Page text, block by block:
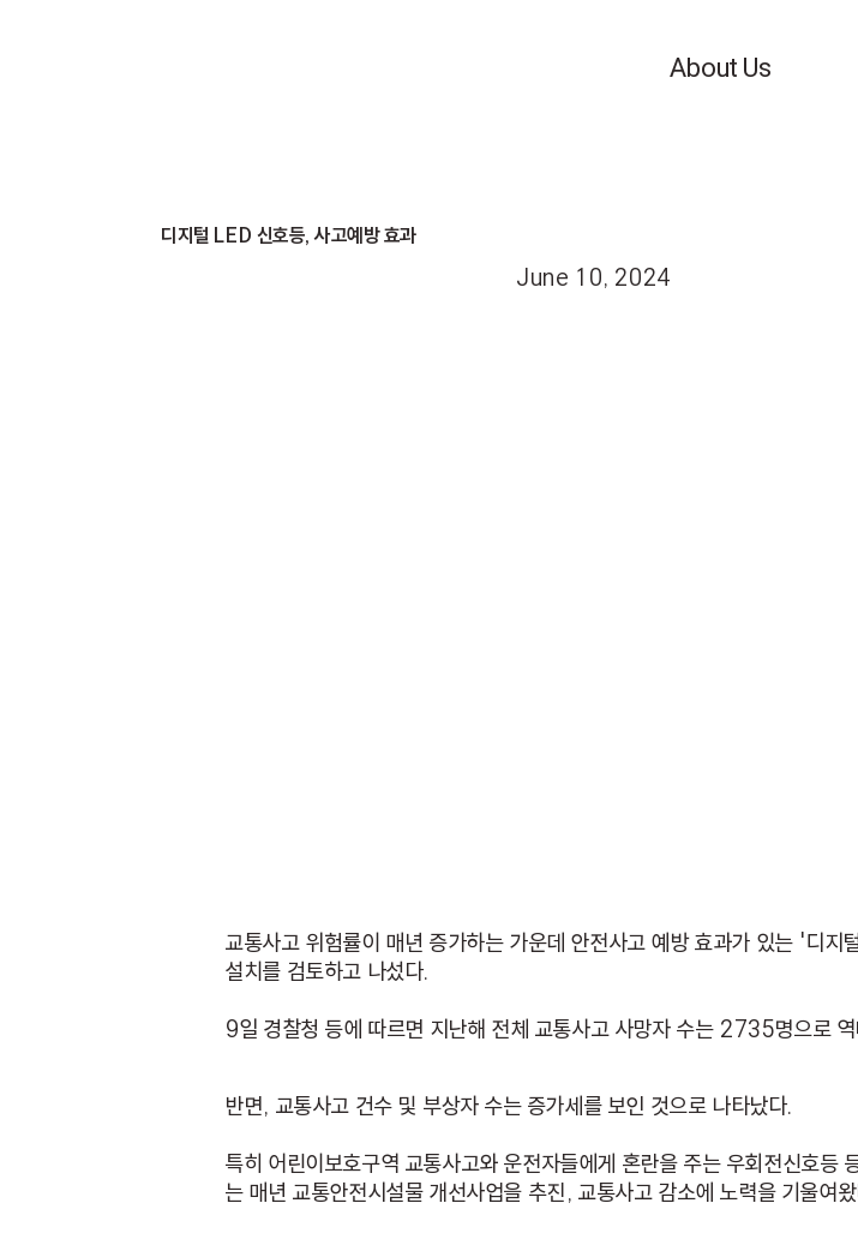
About Us
디지털 LED 신호등, 사고예방 효과
June 10, 2024
교통사고 위험률이 매년 증가하는 가운데 안전사고 예방 효과가 있는 '디
설치를 검토하고 나섰다.
9일 경찰청 등에 따르면 지난해 전체 교통사고 사망자 수는 2735명으로
반면, 교통사고 건수 및 부상자 수는 증가세를 보인 것으로 나타났다.
특히 어린이보호구역 교통사고와 운전자들에게 혼란을 주는 우회전신호등
는 매년 교통안전시설물 개선사업을 추진, 교통사고 감소에 노력을 기울여